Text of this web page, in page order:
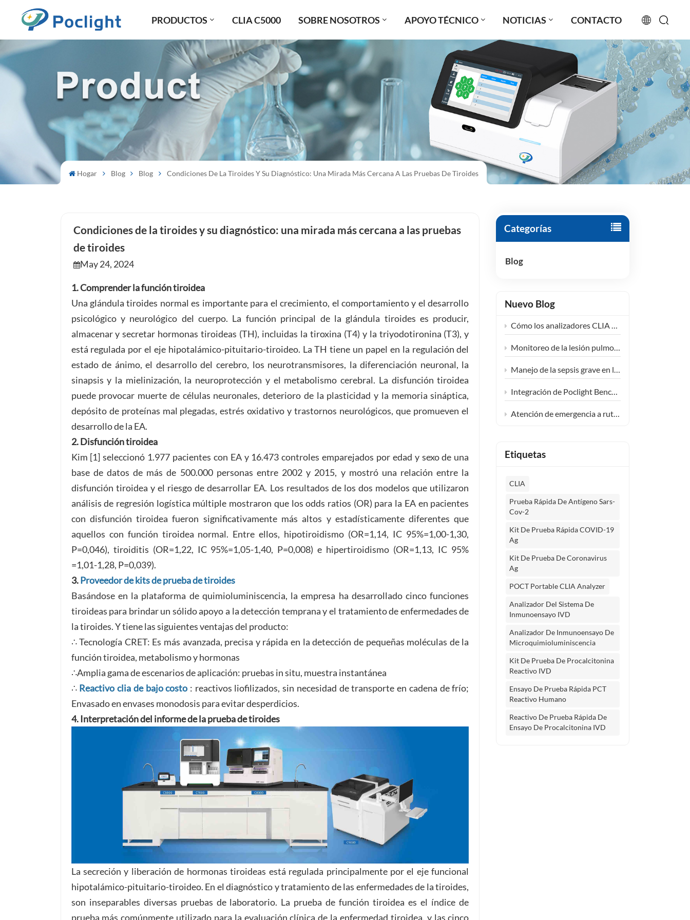
PRODUCTOS CLIA C5000 SOBRE NOSOTROS APOYO TÉCNICO NOTICIAS CONTACTO
English
français
русский
español
português
العربية
Türkçe
Hogar Blog Blog Condiciones De La Tiroides Y Su Diagnóstico: Una Mirada Más Cercana A Las Pruebas De Tiroides
Categorías
Blog
Nuevo Blog
Cómo los analizadores CLIA compactos están transformando el diagnóstico en los centros de salud comunitarios
Monitoreo de la lesión pulmonar inducida por fármacos: ampliando la aplicación clínica de KL-6
Manejo de la sepsis grave en la UCI: la sinergia clínica de las pruebas de PCT e IL-6
Integración de Poclight Bench-top CLIA en entornos descentralizados de atención endocrina femenina
Atención de emergencia a rutina con soluciones de pruebas cardíacas POCT de Poclight
Etiquetas
CLIA
Prueba Rápida De Antígeno Sars-
Cov-2
Kit De Prueba Rápida COVID-19
Ag
Kit De Prueba De Coronavirus
Ag
POCT Portable CLIA Analyzer
Analizador Del Sistema De
Inmunoensayo IVD
Analizador De Inmunoensayo De
Microquimioluminiscencia
Kit De Prueba De Procalcitonina
Reactivo IVD
Ensayo De Prueba Rápida PCT
Reactivo Humano
Reactivo De Prueba Rápida De
Ensayo De Procalcitonina IVD
Condiciones de la tiroides y su diagnóstico: una mirada más cercana a las pruebas
de tiroides
May 24, 2024
1. Comprender la función tiroidea
Una glándula tiroides normal es importante para el crecimiento, el comportamiento y el desarrollo
psicológico y neurológico del cuerpo. La función principal de la glándula tiroides es producir,
almacenar y secretar hormonas tiroideas (TH), incluidas la tiroxina (T4) y la triyodotironina (T3), y
está regulada por el eje hipotalámico-pituitario-tiroideo. La TH tiene un papel en la regulación del
estado de ánimo, el desarrollo del cerebro, los neurotransmisores, la diferenciación neuronal, la
sinapsis y la mielinización, la neuroprotección y el metabolismo cerebral. La disfunción tiroidea
puede provocar muerte de células neuronales, deterioro de la plasticidad y la memoria sináptica,
depósito de proteínas mal plegadas, estrés oxidativo y trastornos neurológicos, que promueven el
desarrollo de la EA.
2. Disfunción tiroidea
Kim [1] seleccionó 1.977 pacientes con EA y 16.473 controles emparejados por edad y sexo de una
base de datos de más de 500.000 personas entre 2002 y 2015, y mostró una relación entre la
disfunción tiroidea y el riesgo de desarrollar EA. Los resultados de los dos modelos que utilizaron
análisis de regresión logística múltiple mostraron que los odds ratios (OR) para la EA en pacientes
con disfunción tiroidea fueron significativamente más altos y estadísticamente diferentes que
aquellos con función tiroidea normal. Entre ellos, hipotiroidismo (OR=1,14, IC 95%=1,00-1,30,
P=0,046), tiroiditis (OR=1,22, IC 95%=1,05-1,40, P=0,008) e hipertiroidismo (OR=1,13, IC 95%
=1,01-1,28, P=0,039).
3.Proveedor de kits de prueba de tiroides
Basándose en la plataforma de quimioluminiscencia, la empresa ha desarrollado cinco funciones
tiroideas para brindar un sólido apoyo a la detección temprana y el tratamiento de enfermedades de
la tiroides. Y tiene las siguientes ventajas del producto:
∴ Tecnología CRET: Es más avanzada, precisa y rápida en la detección de pequeñas moléculas de la
función tiroidea, metabolismo y hormonas
∴Amplia gama de escenarios de aplicación: pruebas in situ, muestra instantánea
∴ Reactivo clia de bajo costo : reactivos liofilizados, sin necesidad de transporte en cadena de frío;
Envasado en envases monodosis para evitar desperdicios.
4. Interpretación del informe de la prueba de tiroides
La secreción y liberación de hormonas tiroideas está regulada principalmente por el eje funcional
hipotalámico-pituitario-tiroideo. En el diagnóstico y tratamiento de las enfermedades de la tiroides,
son inseparables diversas pruebas de laboratorio. La prueba de función tiroidea es el índice de
prueba más comúnmente utilizado para la evaluación clínica de la enfermedad tiroidea, y las cinco